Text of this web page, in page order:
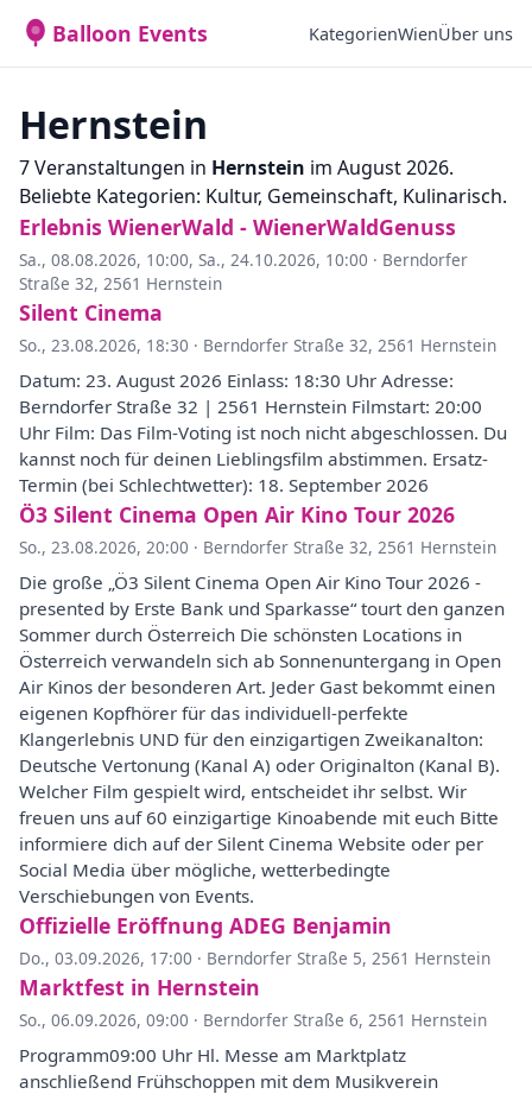
Balloon Events KategorienWienÜber uns
Hernstein
7 Veranstaltungen in Hernstein im August 2026.
Beliebte Kategorien: Kultur, Gemeinschaft, Kulinarisch.
Erlebnis WienerWald - WienerWaldGenuss
Sa., 08.08.2026, 10:00, Sa., 24.10.2026, 10:00 · Berndorfer
Straße 32, 2561 Hernstein
Silent Cinema
So., 23.08.2026, 18:30 · Berndorfer Straße 32, 2561 Hernstein
Datum: 23. August 2026 Einlass: 18:30 Uhr Adresse:
Berndorfer Straße 32 | 2561 Hernstein Filmstart: 20:00
Uhr Film: Das Film-Voting ist noch nicht abgeschlossen. Du
kannst noch für deinen Lieblingsfilm abstimmen. Ersatz-
Termin (bei Schlechtwetter): 18. September 2026
Ö3 Silent Cinema Open Air Kino Tour 2026
So., 23.08.2026, 20:00 · Berndorfer Straße 32, 2561 Hernstein
Die große „Ö3 Silent Cinema Open Air Kino Tour 2026 -
presented by Erste Bank und Sparkasse“ tourt den ganzen
Sommer durch Österreich Die schönsten Locations in
Österreich verwandeln sich ab Sonnenuntergang in Open
Air Kinos der besonderen Art. Jeder Gast bekommt einen
eigenen Kopfhörer für das individuell-perfekte
Klangerlebnis UND für den einzigartigen Zweikanalton:
Deutsche Vertonung (Kanal A) oder Originalton (Kanal B).
Welcher Film gespielt wird, entscheidet ihr selbst. Wir
freuen uns auf 60 einzigartige Kinoabende mit euch Bitte
informiere dich auf der Silent Cinema Website oder per
Social Media über mögliche, wetterbedingte
Verschiebungen von Events.
Offizielle Eröffnung ADEG Benjamin
Do., 03.09.2026, 17:00 · Berndorfer Straße 5, 2561 Hernstein
Marktfest in Hernstein
So., 06.09.2026, 09:00 · Berndorfer Straße 6, 2561 Hernstein
Programm09:00 Uhr Hl. Messe am Marktplatz
anschließend Frühschoppen mit dem Musikverein